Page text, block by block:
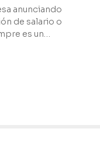
anunciando
de salario o
es un